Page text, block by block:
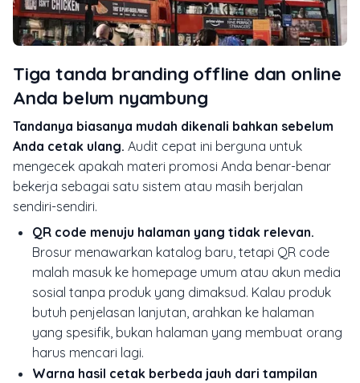
Tiga tanda branding offline dan online
Anda belum nyambung
Tandanya biasanya mudah dikenali bahkan sebelum
Anda cetak ulang. Audit cepat ini berguna untuk
mengecek apakah materi promosi Anda benar-benar
bekerja sebagai satu sistem atau masih berjalan
sendiri-sendiri.
QR code menuju halaman yang tidak relevan.
Brosur menawarkan katalog baru, tetapi QR code
malah masuk ke homepage umum atau akun media
sosial tanpa produk yang dimaksud. Kalau produk
butuh penjelasan lanjutan, arahkan ke halaman
yang spesifik, bukan halaman yang membuat orang
harus mencari lagi.
Warna hasil cetak berbeda jauh dari tampilan